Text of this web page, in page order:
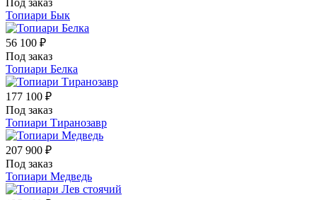
Топиари Бык
56 100 ₽
Под заказ
Топиари Белка
177 100 ₽
Под заказ
Топиари Тиранозавр
207 900 ₽
Под заказ
Топиари Медведь